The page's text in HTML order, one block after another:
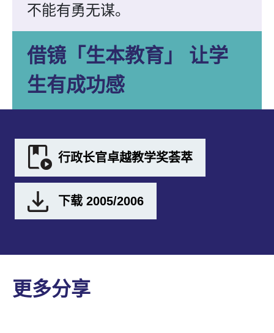
不能有勇无谋。
借镜「生本教育」 让学
生有成功感
行政长官卓越教学奖荟萃
下载 2005/2006
更多分享